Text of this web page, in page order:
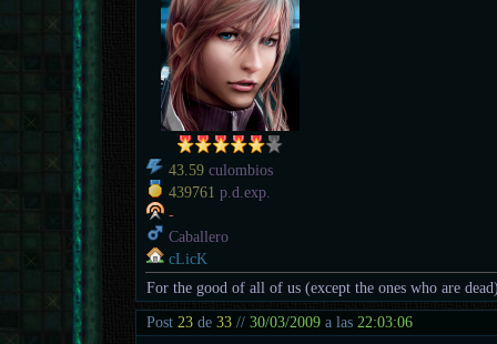
43.59 culombios
439761 p.d.exp.
-
Caballero
cLicK
For the good of all of us (except the ones who are
Post 23 de33 //30/03/2009 a las 22:03:06